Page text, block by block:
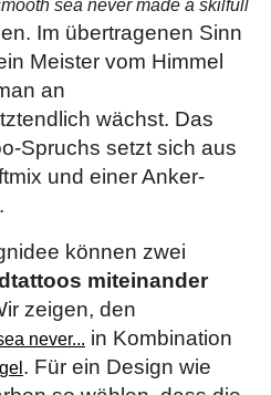
sea never made a skilfull
Im übertragenen Sinn
Meister vom Himmel
an
wächst. Das
Spruchs setzt sich aus
und einer Anker-
können zwei
miteinander
zeigen, den
never... in Kombination
. Für ein Design wie